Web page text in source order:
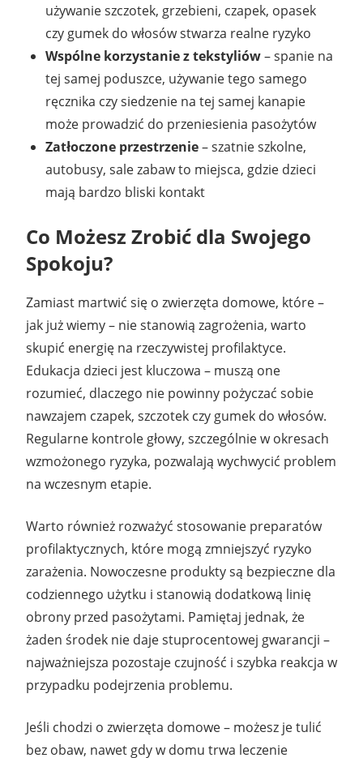
używanie szczotek, grzebieni, czapek, opasek
czy gumek do włosów stwarza realne ryzyko
Wspólne korzystanie z tekstyliów– spanie na
tej samej poduszce, używanie tego samego
ręcznika czy siedzenie na tej samej kanapie
może prowadzić do przeniesienia pasożytów
Zatłoczone przestrzenie– szatnie szkolne,
autobusy, sale zabaw to miejsca, gdzie dzieci
mają bardzo bliski kontakt
Co Możesz Zrobić dla Swojego
Spokoju?
Zamiast martwić się o zwierzęta domowe, które –
jak już wiemy – nie stanowią zagrożenia, warto
skupić energię na rzeczywistej profilaktyce.
Edukacja dzieci jest kluczowa – muszą one
rozumieć, dlaczego nie powinny pożyczać sobie
nawzajem czapek, szczotek czy gumek do włosów.
Regularne kontrole głowy, szczególnie w okresach
wzmożonego ryzyka, pozwalają wychwycić problem
na wczesnym etapie.
Warto również rozważyć stosowanie preparatów
profilaktycznych, które mogą zmniejszyć ryzyko
zarażenia. Nowoczesne produkty są bezpieczne dla
codziennego użytku i stanowią dodatkową linię
obrony przed pasożytami. Pamiętaj jednak, że
żaden środek nie daje stuprocentowej gwarancji –
najważniejsza pozostaje czujność i szybka reakcja w
przypadku podejrzenia problemu.
Jeśli chodzi o zwierzęta domowe – możesz je tulić
bez obaw, nawet gdy w domu trwa leczenie